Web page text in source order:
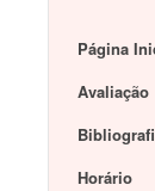
Página
Avaliação
Horário